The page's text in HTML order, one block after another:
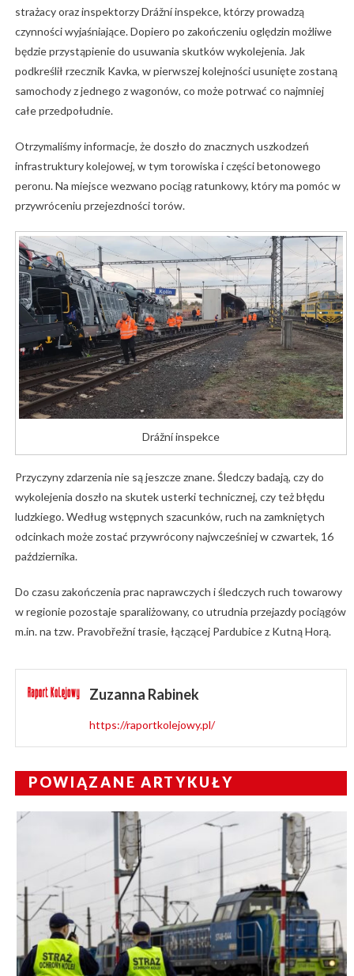
strażacy oraz inspektorzy Drážní inspekce, którzy prowadzą
czynności wyjaśniające. Dopiero po zakończeniu oględzin możliwe
będzie przystąpienie do usuwania skutków wykolejenia. Jak
podkreślił rzecznik Kavka, w pierwszej kolejności usunięte zostaną
samochody z jednego z wagonów, co może potrwać co najmniej
całe przedpołudnie.
Otrzymaliśmy informacje, że doszło do znacznych uszkodzeń
infrastruktury kolejowej, w tym torowiska i części betonowego
peronu. Na miejsce wezwano pociąg ratunkowy, który ma pomóc w
przywróceniu przejezdności torów.
Drážní inspekce
Przyczyny zdarzenia nie są jeszcze znane. Śledczy badają, czy do
wykolejenia doszło na skutek usterki technicznej, czy też błędu
ludzkiego. Według wstępnych szacunków, ruch na zamkniętych
odcinkach może zostać przywrócony najwcześniej w czwartek, 16
października.
Do czasu zakończenia prac naprawczych i śledczych ruch towarowy
w regionie pozostaje sparaliżowany, co utrudnia przejazdy pociągów
m.in. na tzw. Pravobřežní trasie, łączącej Pardubice z Kutną Horą.
Zuzanna Rabinek
https://raportkolejowy.pl/
POWIĄZANE ARTYKUŁY